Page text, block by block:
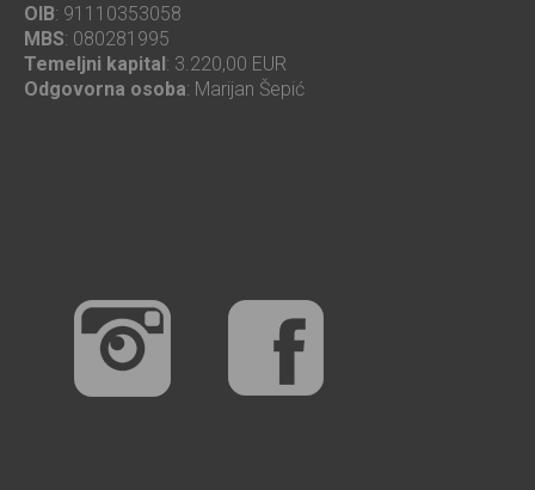
OIB: 91110353058
MBS: 080281995
Temeljni kapital: 3.220,00 EUR
Odgovorna osoba: Marijan Šepić